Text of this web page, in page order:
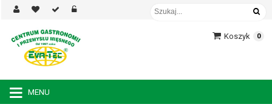
Koszyk 0
MENU